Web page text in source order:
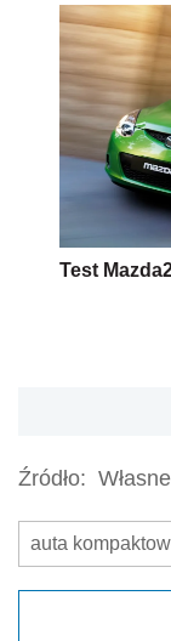
Test
Źródło: Własne
auta